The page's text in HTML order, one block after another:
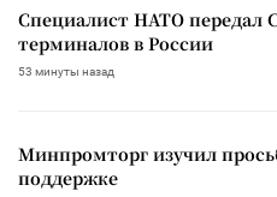
Специалист НАТО передал
терминалов в России
53 минуты назад
Минпромторг изучил
поддержке